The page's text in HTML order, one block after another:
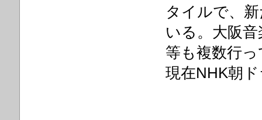
タイルで、
いる。大阪
等も複数行
現在NHK朝